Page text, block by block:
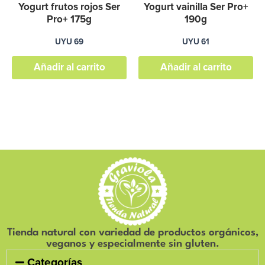
Yogurt frutos rojos Ser
Pro+ 175g
UYU 69
Añadir al carrito
Yogurt vainilla Ser Pro+
190g
UYU 61
Añadir al carrito
Tienda natural con variedad de productos orgánicos,
veganos y especialmente sin gluten.